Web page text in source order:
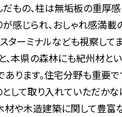
もの、柱は無垢板の重厚
が感じられ、おしゃれ感満
ーミナルなども視察して
、本県の森林にも紀州材と
ります。住宅分野も重要
して取り入れていただかな
材や木造建築に関して豊富